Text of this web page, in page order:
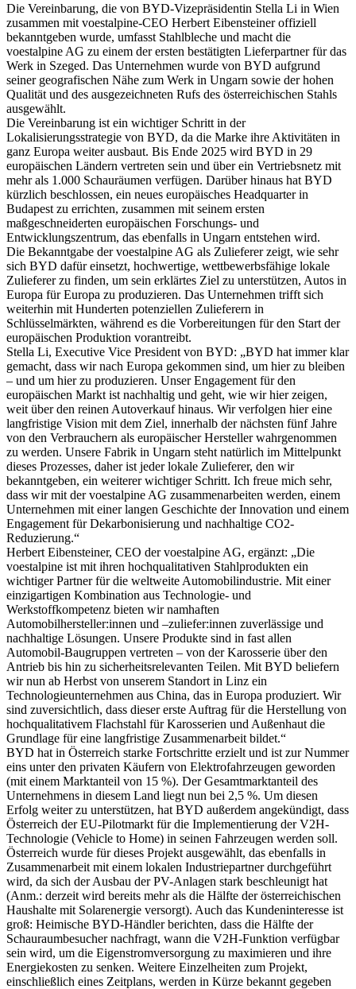
Die Vereinbarung, die von BYD-Vizepräsidentin Stella Li in Wien
zusammen mit voestalpine-CEO Herbert Eibensteiner offiziell
bekanntgeben wurde, umfasst Stahlbleche und macht die
voestalpine AG zu einem der ersten bestätigten Lieferpartner für das
Werk in Szeged. Das Unternehmen wurde von BYD aufgrund
seiner geografischen Nähe zum Werk in Ungarn sowie der hohen
Qualität und des ausgezeichneten Rufs des österreichischen Stahls
ausgewählt.
Die Vereinbarung ist ein wichtiger Schritt in der
Lokalisierungsstrategie von BYD, da die Marke ihre Aktivitäten in
ganz Europa weiter ausbaut. Bis Ende 2025 wird BYD in 29
europäischen Ländern vertreten sein und über ein Vertriebsnetz mit
mehr als 1.000 Schauräumen verfügen. Darüber hinaus hat BYD
kürzlich beschlossen, ein neues europäisches Headquarter in
Budapest zu errichten, zusammen mit seinem ersten
maßgeschneiderten europäischen Forschungs- und
Entwicklungszentrum, das ebenfalls in Ungarn entstehen wird.
Die Bekanntgabe der voestalpine AG als Zulieferer zeigt, wie sehr
sich BYD dafür einsetzt, hochwertige, wettbewerbsfähige lokale
Zulieferer zu finden, um sein erklärtes Ziel zu unterstützen, Autos in
Europa für Europa zu produzieren. Das Unternehmen trifft sich
weiterhin mit Hunderten potenziellen Zulieferern in
Schlüsselmärkten, während es die Vorbereitungen für den Start der
europäischen Produktion vorantreibt.
Stella Li, Executive Vice President von BYD: „BYD hat immer klar
gemacht, dass wir nach Europa gekommen sind, um hier zu bleiben
– und um hier zu produzieren. Unser Engagement für den
europäischen Markt ist nachhaltig und geht, wie wir hier zeigen,
weit über den reinen Autoverkauf hinaus. Wir verfolgen hier eine
langfristige Vision mit dem Ziel, innerhalb der nächsten fünf Jahre
von den Verbrauchern als europäischer Hersteller wahrgenommen
zu werden. Unsere Fabrik in Ungarn steht natürlich im Mittelpunkt
dieses Prozesses, daher ist jeder lokale Zulieferer, den wir
bekanntgeben, ein weiterer wichtiger Schritt. Ich freue mich sehr,
dass wir mit der voestalpine AG zusammenarbeiten werden, einem
Unternehmen mit einer langen Geschichte der Innovation und einem
Engagement für Dekarbonisierung und nachhaltige CO2-
Reduzierung.“
Herbert Eibensteiner, CEO der voestalpine AG, ergänzt: „Die
voestalpine ist mit ihren hochqualitativen Stahlprodukten ein
wichtiger Partner für die weltweite Automobilindustrie. Mit einer
einzigartigen Kombination aus Technologie- und
Werkstoffkompetenz bieten wir namhaften
Automobilhersteller:innen und –zuliefer:innen zuverlässige und
nachhaltige Lösungen. Unsere Produkte sind in fast allen
Automobil-Baugruppen vertreten – von der Karosserie über den
Antrieb bis hin zu sicherheitsrelevanten Teilen. Mit BYD beliefern
wir nun ab Herbst von unserem Standort in Linz ein
Technologieunternehmen aus China, das in Europa produziert. Wir
sind zuversichtlich, dass dieser erste Auftrag für die Herstellung von
hochqualitativem Flachstahl für Karosserien und Außenhaut die
Grundlage für eine langfristige Zusammenarbeit bildet.“
BYD hat in Österreich starke Fortschritte erzielt und ist zur Nummer
eins unter den privaten Käufern von Elektrofahrzeugen geworden
(mit einem Marktanteil von 15 %). Der Gesamtmarktanteil des
Unternehmens in diesem Land liegt nun bei 2,5 %. Um diesen
Erfolg weiter zu unterstützen, hat BYD außerdem angekündigt, dass
Österreich der EU-Pilotmarkt für die Implementierung der V2H-
Technologie (Vehicle to Home) in seinen Fahrzeugen werden soll.
Österreich wurde für dieses Projekt ausgewählt, das ebenfalls in
Zusammenarbeit mit einem lokalen Industriepartner durchgeführt
wird, da sich der Ausbau der PV-Anlagen stark beschleunigt hat
(Anm.: derzeit wird bereits mehr als die Hälfte der österreichischen
Haushalte mit Solarenergie versorgt). Auch das Kundeninteresse ist
groß: Heimische BYD-Händler berichten, dass die Hälfte der
Schauraumbesucher nachfragt, wann die V2H-Funktion verfügbar
sein wird, um die Eigenstromversorgung zu maximieren und ihre
Energiekosten zu senken. Weitere Einzelheiten zum Projekt,
einschließlich eines Zeitplans, werden in Kürze bekannt gegeben